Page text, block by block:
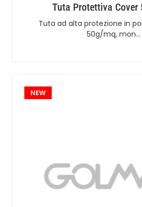
Tuta Protettiva Cover
Tuta ad alta protezione in
50g/mq, mon…
NEW